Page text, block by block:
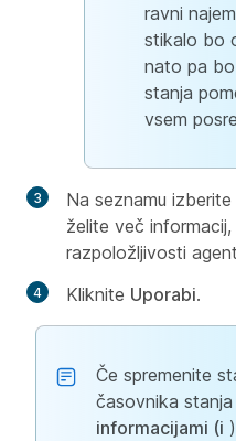
ravni
stikalo bo
nato pa
stanja
vsem
Na seznamu
želite več informacij,
razpoložljivosti
Kliknite Uporabi.
Če spremenite
časovnika
informacijami (i